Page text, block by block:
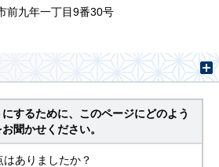
前九年一丁目9番30号
するために、このページにどのよう
聞かせください。
ありましたか？